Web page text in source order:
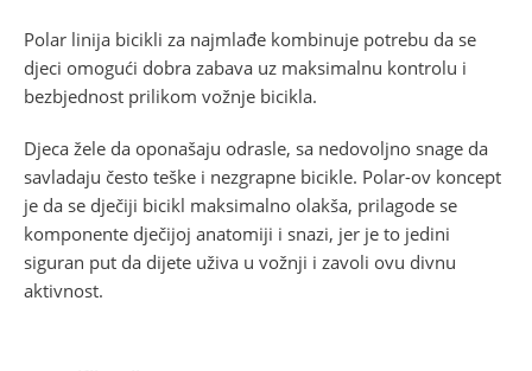
Polar linija bicikli za najmlađe kombinuje potrebu da se
djeci omogući dobra zabava uz maksimalnu kontrolu i
bezbjednost prilikom vožnje bicikla.
Djeca žele da oponašaju odrasle, sa nedovoljno snage da
savladaju često teške i nezgrapne bicikle. Polar-ov koncept
je da se dječiji bicikl maksimalno olakša, prilagode se
komponente dječijoj anatomiji i snazi, jer je to jedini
siguran put da dijete uživa u vožnji i zavoli ovu divnu
aktivnost.